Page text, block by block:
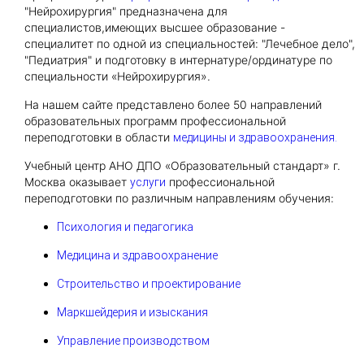
"Нейрохирургия" предназначена для
специалистов,имеющих высшее образование -
специалитет по одной из специальностей: "Лечебное дело",
"Педиатрия" и подготовку в интернатуре/ординатуре по
специальности «Нейрохирургия».
На нашем сайте представлено более 50 направлений
образовательных программ профессиональной
переподготовки в области медицины и здравоохранения.
Учебный центр АНО ДПО «Образовательный стандарт» г.
Москва оказывает услуги профессиональной
переподготовки по различным направлениям обучения:
Психология и педагогика
Медицина и здравоохранение
Строительство и проектирование
Маркшейдерия и изыскания
Управление производством
Получить консультацию
Даю согласие наобработку персональных
данныхи e-mail рассылку
Приложите документы
Даю согласие наобработку персональных
данныхиe-mail рассылку